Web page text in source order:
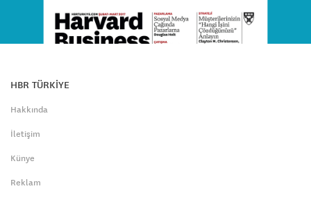
HBR TÜRKİYE
Hakkında
İletişim
Künye
Reklam